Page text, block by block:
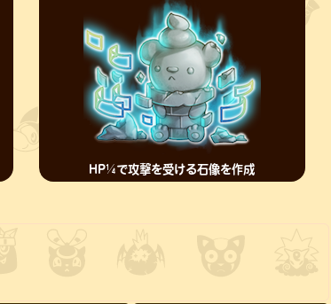
HP¼で攻撃を受ける石像を作成